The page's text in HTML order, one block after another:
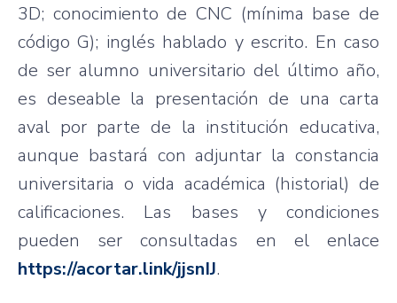
3D; conocimiento de CNC (mínima base de
código G); inglés hablado y escrito. En caso
de ser alumno universitario del último año,
es deseable la presentación de una carta
aval por parte de la institución educativa,
aunque bastará con adjuntar la constancia
universitaria o vida académica (historial) de
calificaciones. Las bases y condiciones
pueden ser consultadas en el enlace
https://acortar.link/jjsnIJ.